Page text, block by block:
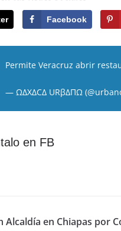
Facebook
Permite Veracruz abrir
— ΩΔXΔCΔ URβΔΠΩ
en FB
Alcaldía en Chiapas por